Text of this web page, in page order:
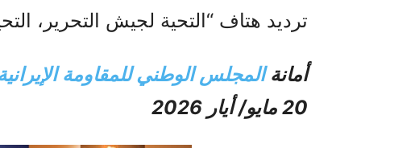
ترديد هتاف “التحية لجيش التحرير،
أمانةالمجلس الوطني للمقاومة
20 مايو/ أيار 2026